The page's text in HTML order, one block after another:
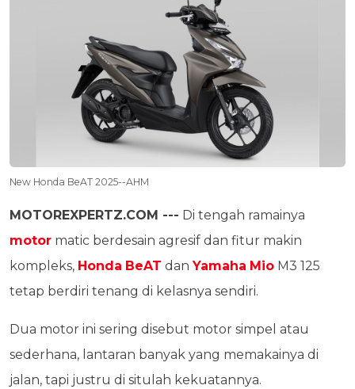
New Honda BeAT 2025--AHM
MOTOREXPERTZ.COM --- Di tengah ramainya
motor matic berdesain agresif dan fitur makin
kompleks, Honda BeAT danYamaha Mio M3 125
tetap berdiri tenang di kelasnya sendiri.
Dua motor ini sering disebut motor simpel atau
sederhana, lantaran banyak yang memakainya di
jalan, tapi justru di situlah kekuatannya.